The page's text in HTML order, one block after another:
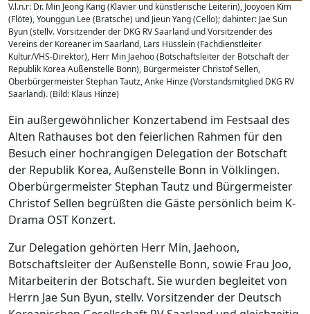
V.l.n.r: Dr. Min Jeong Kang (Klavier und künstlerische Leiterin), Jooyoen Kim
(Flöte), Younggun Lee (Bratsche) und Jieun Yang (Cello); dahinter: Jae Sun
Byun (stellv. Vorsitzender der DKG RV Saarland und Vorsitzender des
Vereins der Koreaner im Saarland, Lars Hüsslein (Fachdienstleiter
Kultur/VHS-Direktor), Herr Min Jaehoo (Botschaftsleiter der Botschaft der
Republik Korea Außenstelle Bonn), Bürgermeister Christof Sellen,
Oberbürgermeister Stephan Tautz, Anke Hinze (Vorstandsmitglied DKG RV
Saarland). (Bild: Klaus Hinze)
Ein außergewöhnlicher Konzertabend im Festsaal des
Alten Rathauses bot den feierlichen Rahmen für den
Besuch einer hochrangigen Delegation der Botschaft
der Republik Korea, Außenstelle Bonn in Völklingen.
Oberbürgermeister Stephan Tautz und Bürgermeister
Christof Sellen begrüßten die Gäste persönlich beim K-
Drama OST Konzert.
Zur Delegation gehörten Herr Min, Jaehoon,
Botschaftsleiter der Außenstelle Bonn, sowie Frau Joo,
Mitarbeiterin der Botschaft. Sie wurden begleitet von
Herrn Jae Sun Byun, stellv. Vorsitzender der Deutsch